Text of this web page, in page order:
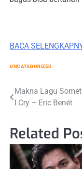
BACA
UNCATEGORIZED
Post
navigation
Makna Lagu
I Cry – Eric Benét
Related